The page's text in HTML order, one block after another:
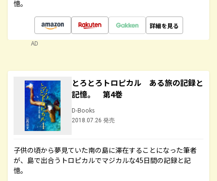
憶。
詳細を見る
AD
とろとろトロピカル ある旅の記録と
記憶。 第4巻
D-Books
2018.07.26 発売
子供の頃から夢見ていた南の島に滞在することになった筆者
が、島で出合うトロピカルでマジカルな45日間の記録と記
憶。